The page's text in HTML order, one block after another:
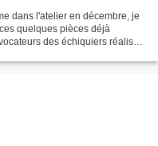
dans l'atelier en décembre, je
quelques pièces déjà
des échiquiers réalisés